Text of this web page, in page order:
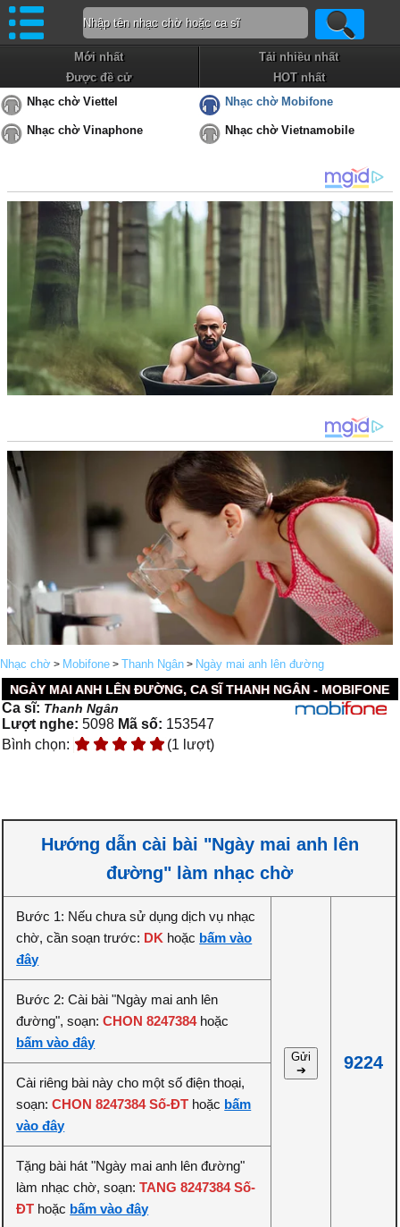
Mới nhất
Tải nhiều nhất
Được đề cử
HOT nhất
Nhạc chờ Viettel
Nhạc chờ Mobifone
Nhạc chờ Vinaphone Nhạc chờ Vietnamobile
Nhạc chờ > Mobifone > Thanh Ngân > Ngày mai anh lên đường
NGÀY MAI ANH LÊN ĐƯỜNG, CA SĨ THANH NGÂN - MOBIFONE
Ca sĩ: Thanh Ngân
Lượt nghe: 5098 Mã số: 153547
Bình chọn:
(1 lượt)
Hướng dẫn cài bài "Ngày mai anh lên
đường" làm nhạc chờ
Bước 1: Nếu chưa sử dụng dịch vụ nhạc
chờ, cần soạn trước: DK hoặc bấm vào
đây
Gửi
➔
9224
Bước 2: Cài bài "Ngày mai anh lên
đường", soạn:CHON 8247384hoặc
bấm vào đây
Cài riêng bài này cho một số điện thoại,
soạn:CHON 8247384 Số-ĐT hoặc bấm
vào đây
Tặng bài hát "Ngày mai anh lên đường"
làm nhạc chờ, soạn:TANG 8247384 Số-
ĐT hoặc bấm vào đây